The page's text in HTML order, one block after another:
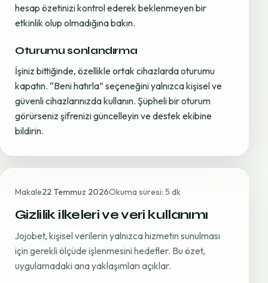
hesap özetinizi kontrol ederek beklenmeyen bir
etkinlik olup olmadığına bakın.
Oturumu sonlandırma
İşiniz bittiğinde, özellikle ortak cihazlarda oturumu
kapatın. “Beni hatırla” seçeneğini yalnızca kişisel ve
güvenli cihazlarınızda kullanın. Şüpheli bir oturum
görürseniz şifrenizi güncelleyin ve destek ekibine
bildirin.
Makale22 Temmuz 2026Okuma süresi: 5 dk
Gizlilik ilkeleri ve veri kullanımı
Jojobet, kişisel verilerin yalnızca hizmetin sunulması
için gerekli ölçüde işlenmesini hedefler. Bu özet,
uygulamadaki ana yaklaşımları açıklar.